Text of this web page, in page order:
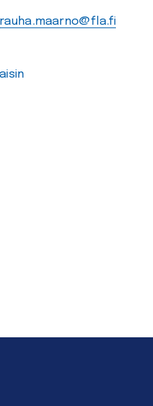
rauha.maarno@fla.fi